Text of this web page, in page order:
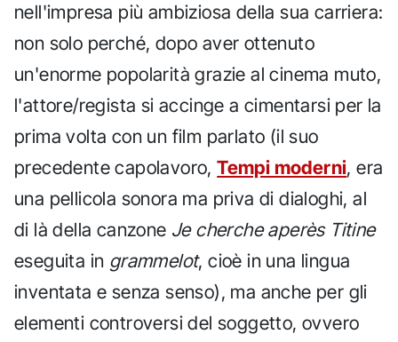
nell'impresa più ambiziosa della sua carriera:
non solo perché, dopo aver ottenuto
un'enorme popolarità grazie al cinema muto,
l'attore/regista si accinge a cimentarsi per la
prima volta con un film parlato (il suo
precedente capolavoro,Tempi moderni, era
una pellicola sonora ma priva di dialoghi, al
di là della canzone Je cherche aperès Titine
eseguita in grammelot, cioè in una lingua
inventata e senza senso), ma anche per gli
elementi controversi del soggetto, ovvero